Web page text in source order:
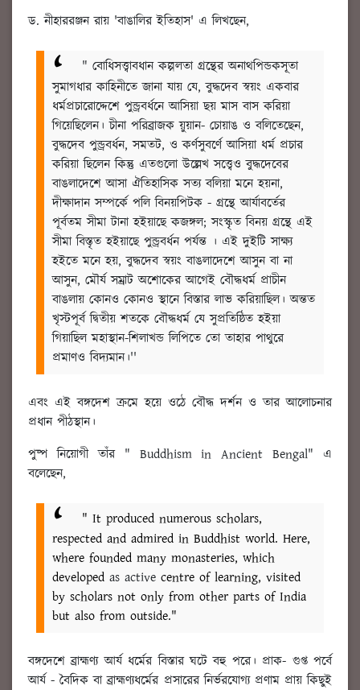
ড. নীহাররঞ্জন রায় 'বাঙালির ইতিহাস' এ লিখছেন,
" বোধিসত্ত্বাবধান কল্পলতা গ্রন্থের অনাথপিন্ডকসূতা
সুমাগধার কাহিনীতে জানা যায় যে, বুদ্ধদেব স্বয়ং একবার
ধর্মপ্রচারোদ্দেশে পুন্ড্রবর্ধনে আসিয়া ছয় মাস বাস করিয়া
গিয়েছিলেন। চীনা পরিব্রাজক য়ুয়ান- চোয়াঙ ও বলিতেছেন,
বুদ্ধদেব পুন্ড্রবর্ধন, সমতট, ও কর্ণসুবর্ণে আসিয়া ধর্ম প্রচার
করিয়া ছিলেন কিন্তু এতগুলো উল্লেখ সত্ত্বেও বুদ্ধদেবের
বাঙলাদেশে আসা ঐতিহাসিক সত্য বলিয়া মনে হয়না,
দীক্ষাদান সম্পর্কে পলি বিনয়পিটক - গ্রন্থে আর্যাবর্তের
পূর্বতম সীমা টানা হইয়াছে কজঙ্গল; সংস্কৃত বিনয় গ্রন্থে এই
সীমা বিস্তৃত হইয়াছে পুন্ড্রবর্ধন পর্যন্ত । এই দুইটি সাক্ষ্য
হইতে মনে হয়, বুদ্ধদেব স্বয়ং বাঙলাদেশে আসুন বা না
আসুন, মৌর্য সম্রাট অশোকের আগেই বৌদ্ধধর্ম প্রাচীন
বাঙলায় কোনও কোনও স্থানে বিস্তার লাভ করিয়াছিল। অন্তত
খৃস্টপূর্ব দ্বিতীয় শতকে বৌদ্ধধর্ম যে সুপ্রতিষ্ঠিত হইয়া
গিয়াছিল মহাস্থান-শিলাখন্ড লিপিতে তো তাহার পাথুরে
প্রমাণও বিদ্যমান।''
এবং এই বঙ্গদেশ ক্রমে হয়ে ওঠে বৌদ্ধ দর্শন ও তার আলোচনার
প্রধান পীঠস্থান।
পুষ্প নিয়োগী তাঁর " Buddhism in Ancient Bengal" এ
বলেছেন,
" It produced numerous scholars,
respected and admired in Buddhist world. Here,
where founded many monasteries, which
developed as active centre of learning, visited
by scholars not only from other parts of India
but also from outside."
বঙ্গদেশে ব্রাহ্মণ্য আর্য ধর্মের বিস্তার ঘটে বহু পরে। প্রাক- গুপ্ত পর্বে
আর্য - বৈদিক বা ব্রাহ্মণ্যধর্মের প্রসারের নির্ভরযোগ্য প্রণাম প্রায় কিছুই